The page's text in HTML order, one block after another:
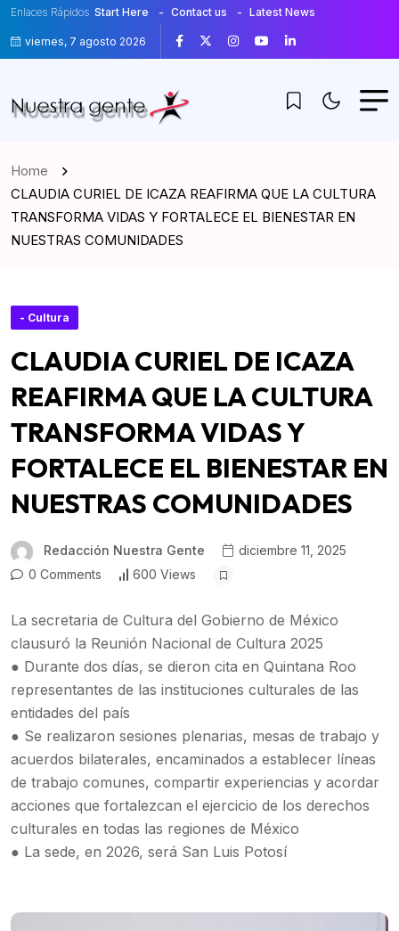
Enlaces Rápidos Start Here Contact us Latest News
viernes, 7 agosto 2026
Home
CLAUDIA CURIEL DE ICAZA REAFIRMA QUE LA CULTURA
TRANSFORMA VIDAS Y FORTALECE EL BIENESTAR EN
NUESTRAS COMUNIDADES
- Cultura
CLAUDIA CURIEL DE ICAZA
REAFIRMA QUE LA CULTURA
TRANSFORMA VIDAS Y
FORTALECE EL BIENESTAR EN
NUESTRAS COMUNIDADES
Redacción Nuestra Gente
diciembre 11, 2025
0 Comments
600 Views
La secretaria de Cultura del Gobierno de México
clausuró la Reunión Nacional de Cultura 2025
● Durante dos días, se dieron cita en Quintana Roo
representantes de las instituciones culturales de las
entidades del país
● Se realizaron sesiones plenarias, mesas de trabajo y
acuerdos bilaterales, encaminados a establecer líneas
de trabajo comunes, compartir experiencias y acordar
acciones que fortalezcan el ejercicio de los derechos
culturales en todas las regiones de México
● La sede, en 2026, será San Luis Potosí